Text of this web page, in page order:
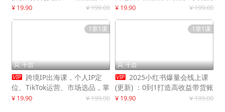
能，解放人力，单月节省内容成
¥ 19.90 ¥ 199.00 量翻倍，店铺业绩增长50%+
¥ 19.90 ¥ 199.00
1章1课
 千启
 跨境IP出海课，个人IP定
位、TikTok运营、市场选品，掌
握核心闭环，实现月入1万美金
¥ 19.90 ¥ 199.00
1章1课
 千启
 2025小红书爆量会线上课
(更新) ：0到1打造高收益带货账
号，靠小红书带货年入100w？
¥ 19.90 ¥ 199.00